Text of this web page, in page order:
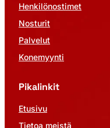
Henkilönostimet
Nosturit
Palvelut
Konemyynti
Pikalinkit
Etusivu
Tietoa meistä